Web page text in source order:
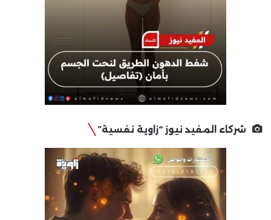
شركاء المفيد نيوز “زاوية نفسية”